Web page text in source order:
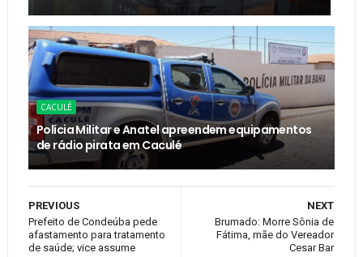
CACULÉ
Polícia Militar e Anatel apreendem equipamentos
de rádio pirata em Caculé
NEXT
Brumado: Morre Sônia de
Fátima, mãe do Vereador
Cesar Bar
PREVIOUS
Prefeito de Condeúba pede
afastamento para tratamento
de saúde; vice assume